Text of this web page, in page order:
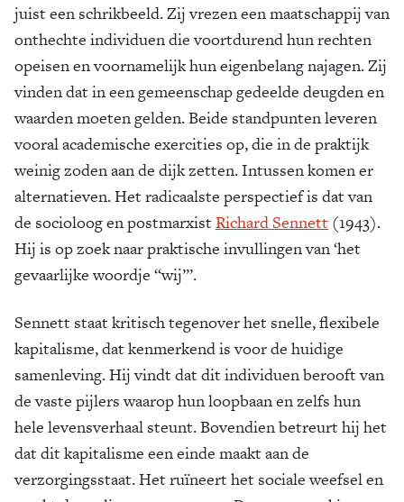
juist een schrikbeeld. Zij vrezen een maatschappij van
onthechte individuen die voortdurend hun rechten
opeisen en voornamelijk hun eigenbelang najagen. Zij
vinden dat in een gemeenschap gedeelde deugden en
waarden moeten gelden. Beide standpunten leveren
vooral academische exercities op, die in de praktijk
weinig zoden aan de dijk zetten. Intussen komen er
alternatieven. Het radicaalste perspectief is dat van
de socioloog en postmarxist Richard Sennett (1943).
Hij is op zoek naar praktische invullingen van ‘het
gevaarlijke woordje “wij”’.
Sennett staat kritisch tegenover het snelle, flexibele
kapitalisme, dat kenmerkend is voor de huidige
samenleving. Hij vindt dat dit individuen berooft van
de vaste pijlers waarop hun loopbaan en zelfs hun
hele levensverhaal steunt. Bovendien betreurt hij het
dat dit kapitalisme een einde maakt aan de
verzorgings­staat. Het ruïneert het sociale weefsel en